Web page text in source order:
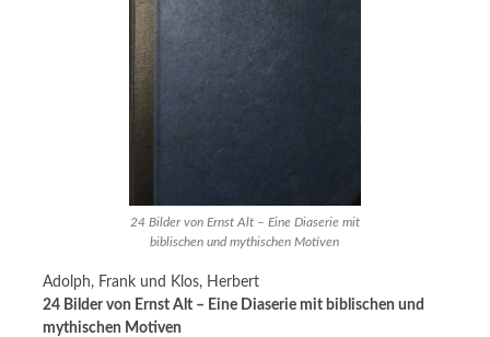
24 Bilder von Ernst Alt – Eine Diaserie mit
biblischen und mythischen Motiven
Adolph, Frank und Klos, Herbert
24 Bilder von Ernst Alt – Eine Diaserie mit biblischen und
mythischen Motiven